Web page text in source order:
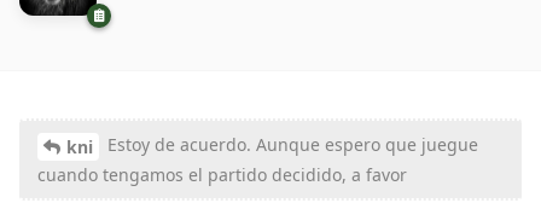
kni
Estoy de acuerdo. Aunque espero que juegue
cuando tengamos el partido decidido, a favor